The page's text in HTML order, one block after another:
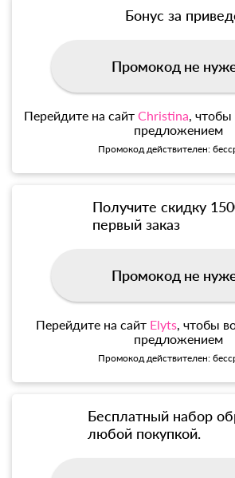
Бонус за
Промокод не
Перейдите на сайт Christina, чтобы
предложением
Промокод действителен:
Получите скидку
первый заказ
Промокод не
Перейдите на сайт Elyts, чтобы
предложением
Промокод действителен:
Бесплатный набор
любой покупкой.